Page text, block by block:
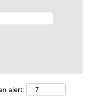
alert: